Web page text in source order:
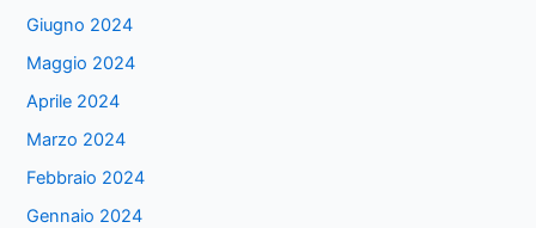
Giugno 2024
Maggio 2024
Aprile 2024
Marzo 2024
Febbraio 2024
Gennaio 2024